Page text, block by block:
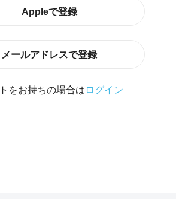
Appleで登録
メールアドレスで登録
をお持ちの場合は ログイン